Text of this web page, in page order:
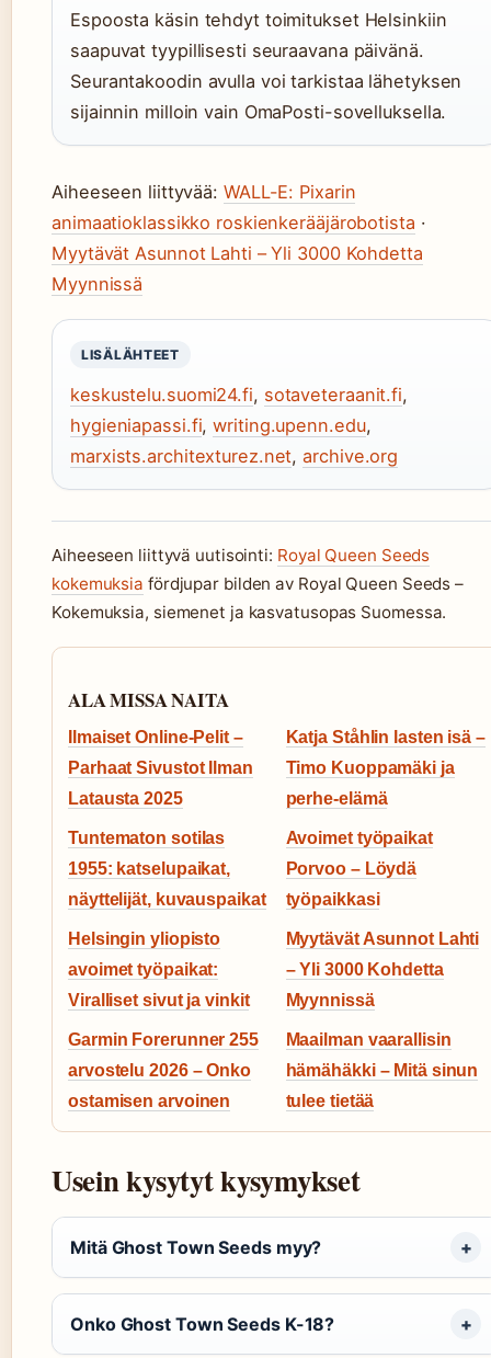
Espoosta käsin tehdyt toimitukset Helsinkiin
saapuvat tyypillisesti seuraavana päivänä.
Seurantakoodin avulla voi tarkistaa lähetyksen
sijainnin milloin vain OmaPosti-sovelluksella.
Aiheeseen liittyvää: WALL-E: Pixarin
animaatioklassikko roskienkerääjärobotista ·
Myytävät Asunnot Lahti – Yli 3000 Kohdetta
Myynnissä
LISÄLÄHTEET
keskustelu.suomi24.fi, sotaveteraanit.fi,
hygieniapassi.fi,writing.upenn.edu,
marxists.architexturez.net,archive.org
Aiheeseen liittyvä uutisointi: Royal Queen Seeds
kokemuksia fördjupar bilden av Royal Queen Seeds –
Kokemuksia, siemenet ja kasvatusopas Suomessa.
ALA MISSA NAITA
Ilmaiset Online-Pelit –
Parhaat Sivustot Ilman
Latausta 2025
Katja Ståhlin lasten isä –
Timo Kuoppamäki ja
perhe-elämä
Tuntematon sotilas
1955: katselupaikat,
näyttelijät, kuvauspaikat
Avoimet työpaikat
Porvoo – Löydä
työpaikkasi
Helsingin yliopisto
avoimet työpaikat:
Viralliset sivut ja vinkit
Myytävät Asunnot Lahti
– Yli 3000 Kohdetta
Myynnissä
Garmin Forerunner 255
arvostelu 2026 – Onko
ostamisen arvoinen
Maailman vaarallisin
hämähäkki – Mitä sinun
tulee tietää
Usein kysytyt kysymykset
Mitä Ghost Town Seeds myy?
Onko Ghost Town Seeds K-18?